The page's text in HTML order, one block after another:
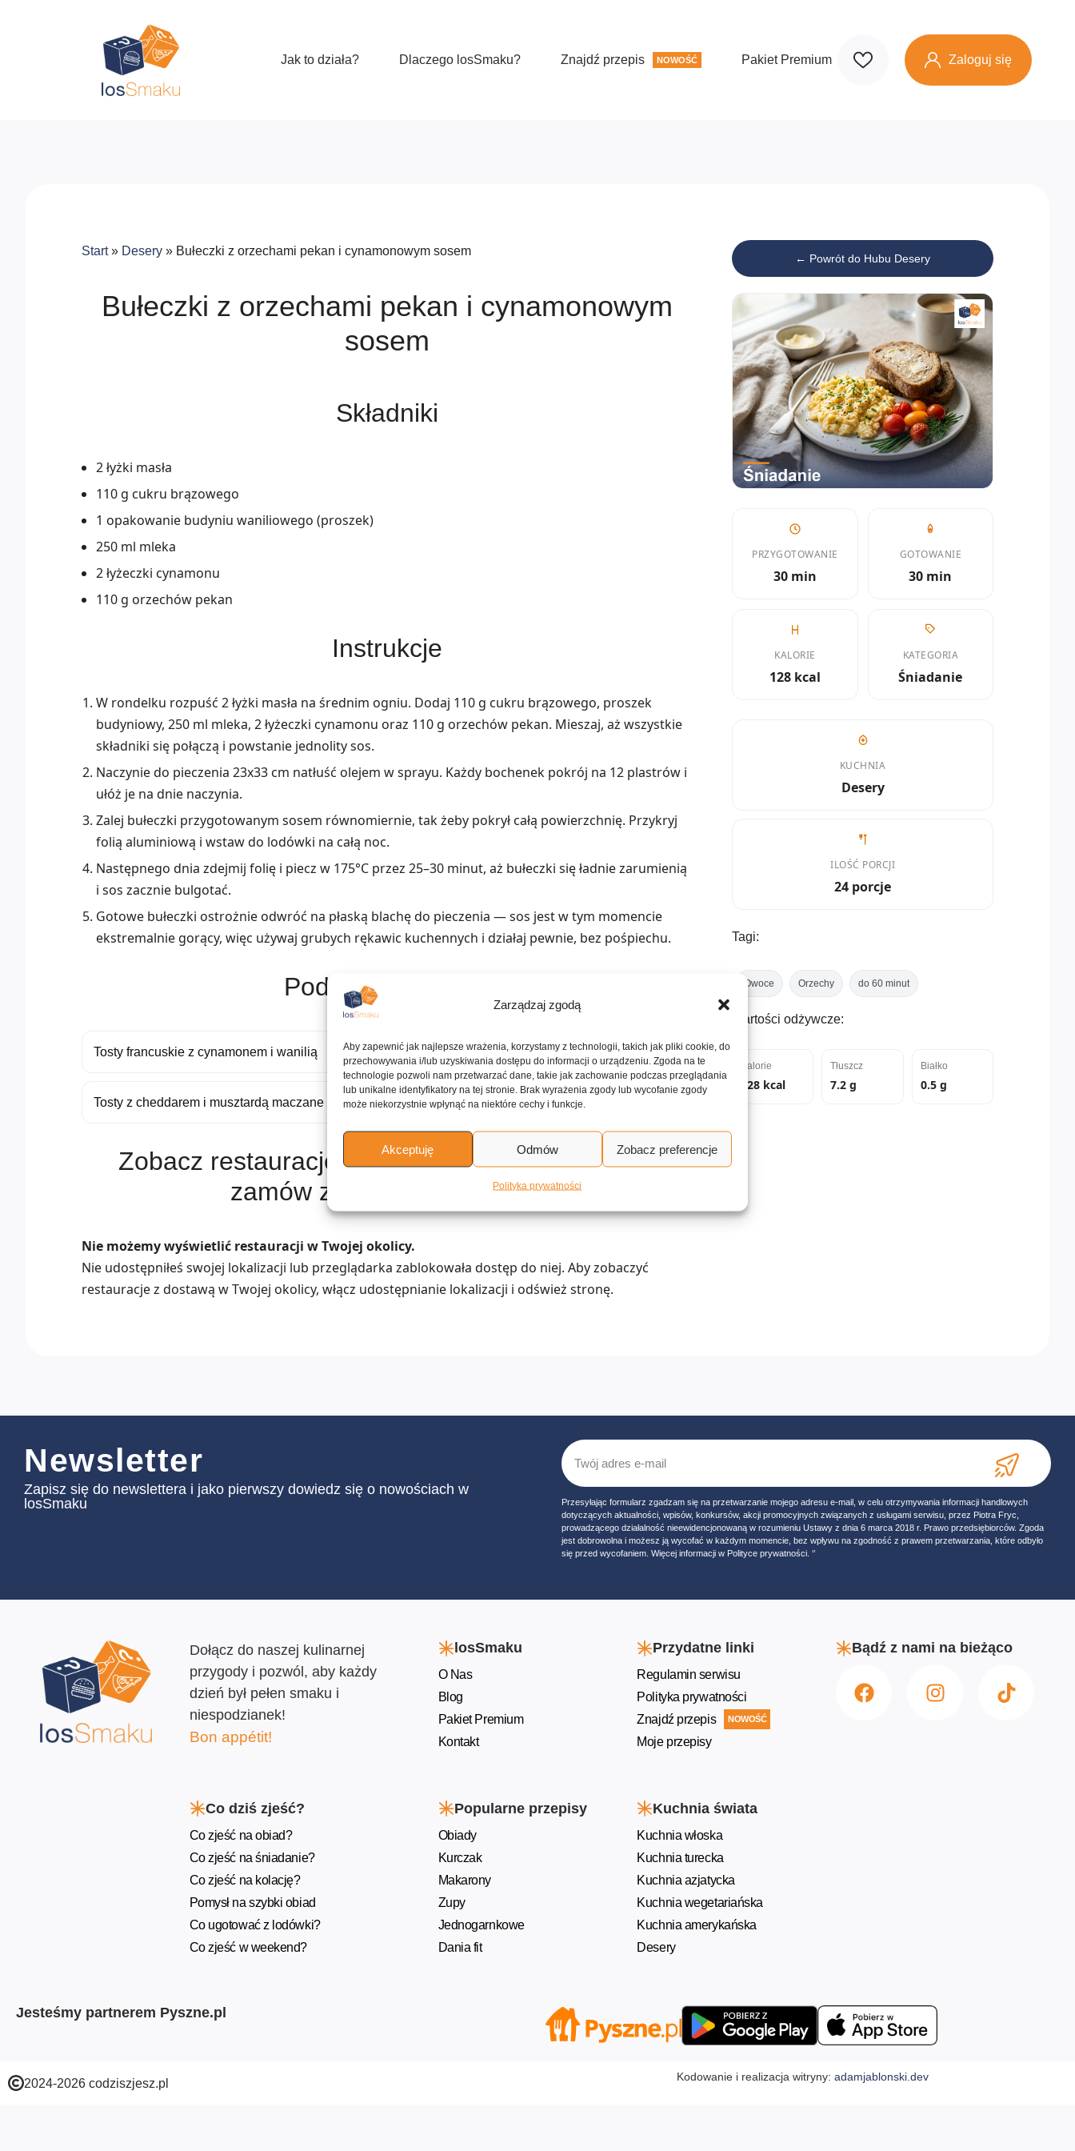
Zarządzaj zgodą
Aby zapewnić jak najlepsze wrażenia, korzystamy z technologii, takich jak pliki cookie, do
przechowywania i/lub uzyskiwania dostępu do informacji o urządzeniu. Zgoda na te
technologie pozwoli nam przetwarzać dane, takie jak zachowanie podczas przeglądania
lub unikalne identyfikatory na tej stronie. Brak wyrażenia zgody lub wycofanie zgody
może niekorzystnie wpłynąć na niektóre cechy i funkcje.
Akceptuję Odmów Zobacz preferencje
Polityka prywatności
Jak to działa? Dlaczego losSmaku? Znajdź przepis NOWOŚĆ Pakiet Premium Zaloguj się
Start» Desery » Bułeczki z orzechami pekan i cynamonowym sosem
Bułeczki z orzechami pekan i cynamonowym
sosem
Składniki
2 łyżki masła
110 g cukru brązowego
1 opakowanie budyniu waniliowego (proszek)
250 ml mleka
2 łyżeczki cynamonu
110 g orzechów pekan
Instrukcje
W rondelku rozpuść 2 łyżki masła na średnim ogniu. Dodaj 110 g cukru brązowego, proszek
budyniowy, 250 ml mleka, 2 łyżeczki cynamonu oraz 110 g orzechów pekan. Mieszaj, aż wszystkie
składniki się połączą i powstanie jednolity sos.
Naczynie do pieczenia 23x33 cm natłuść olejem w sprayu. Każdy bochenek pokrój na 12 plastrów i
ułóż je na dnie naczynia.
Zalej bułeczki przygotowanym sosem równomiernie, tak żeby pokrył całą powierzchnię. Przykryj
folią aluminiową i wstaw do lodówki na całą noc.
Następnego dnia zdejmij folię i piecz w 175°C przez 25–30 minut, aż bułeczki się ładnie zarumienią
i sos zacznie bulgotać.
Gotowe bułeczki ostrożnie odwróć na płaską blachę do pieczenia — sos jest w tym momencie
ekstremalnie gorący, więc używaj grubych rękawic kuchennych i działaj pewnie, bez pośpiechu.
Podobne przepisy
Tosty francuskie z cynamonem i wanilią Puszyste pancakes na maśle i mleku
Tosty z cheddarem i musztardą maczane w jajku Marmolada z pomarańczy i cytryn
Zobacz restauracje serwujące kuchnię desery i
zamów z dostawą do domu
Nie możemy wyświetlić restauracji w Twojej okolicy.
Nie udostępniłeś swojej lokalizacji lub przeglądarka zablokowała dostęp do niej. Aby zobaczyć
restauracje z dostawą w Twojej okolicy, włącz udostępnianie lokalizacji i odśwież stronę.
← Powrót do Hubu Desery
PRZYGOTOWANIE
30 min
GOTOWANIE
30 min
KALORIE
128 kcal
KATEGORIA
Śniadanie
KUCHNIA
Desery
ILOŚĆ PORCJI
24 porcje
Tagi:
Owoce Orzechy do 60 minut
Wartości odżywcze:
Kalorie
128 kcal
Tłuszcz
7.2 g
Białko
0.5 g
Newsletter
Zapisz się do newslettera i jako pierwszy dowiedz się o nowościach w
losSmaku
Przesyłając formularz zgadzam się na przetwarzanie mojego adresu e-mail, w celu otrzymywania informacji handlowych
dotyczących aktualności, wpisów, konkursów, akcji promocyjnych związanych z usługami serwisu, przez Piotra Fryc,
prowadzącego działalność nieewidencjonowaną w rozumieniu Ustawy z dnia 6 marca 2018 r. Prawo przedsiębiorców. Zgoda
jest dobrowolna i możesz ją wycofać w każdym momencie, bez wpływu na zgodność z prawem przetwarzania, które odbyło
się przed wycofaniem. Więcej informacji w Polityce prywatności. ‘’
Dołącz do naszej kulinarnej
przygody i pozwól, aby każdy
dzień był pełen smaku i
niespodzianek!
Bon appétit!
losSmaku
O Nas
Blog
Pakiet Premium
Kontakt
Przydatne linki
Regulamin serwisu
Polityka prywatności
Znajdź przepis
NOWOŚĆ
Moje przepisy
Bądź z nami na bieżąco
Co dziś zjeść?
Co zjeść na obiad?
Co zjeść na śniadanie?
Co zjeść na kolację?
Pomysł na szybki obiad
Co ugotować z lodówki?
Co zjeść w weekend?
Popularne przepisy
Obiady
Kurczak
Makarony
Zupy
Jednogarnkowe
Dania fit
Kuchnia świata
Kuchnia włoska
Kuchnia turecka
Kuchnia azjatycka
Kuchnia wegetariańska
Kuchnia amerykańska
Desery
Jesteśmy partnerem Pyszne.pl
2024-2026 codziszjesz.pl Kodowanie i realizacja witryny: adamjablonski.dev